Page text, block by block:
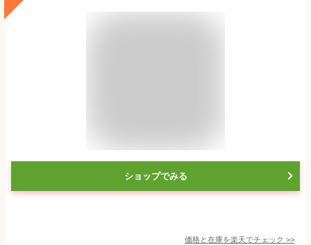
ショップでみる
価格と在庫を楽天でチェック >>